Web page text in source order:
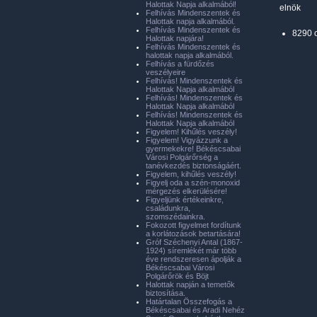
elnök
8290
Halottak Napja alkalmából!
Felhívás Mindenszentek és
Halottak napja alkalmából.
Felhívás Mindenszentek és
Halottak napjára!
Felhívás Mindenszentek és
halottak napja alkalmából.
Felhívás a fürdőzés
veszélyeire
Felhívás! Mindenszentek és
Halottak Napja alkalmából
Felhívás! Mindenszentek és
Halottak Napja alkalmából
Felhívás! Mindenszentek és
Halottak Napja alkalmából
Figyelem! Kihűlés veszély!
Figyelem! Vigyázzunk a
gyermekekre! Békéscsabai
Városi Polgárőrség a
tanévkezdés biztonságáért.
Figyelem, kihűlés veszély!
Figyelj oda a szén-monoxid
mérgezés elkerülésére!
Figyeljünk értékeinkre,
családunkra,
szomszédainkra.
Fokozott figyelmet fordítunk
a korlátozások betartására!
Gróf Széchenyi Antal (1867-
1924) síremlékét már több
éve rendszeresen ápolják a
Békéscsabai Városi
Polgárőrök és Böjt
Halottak napján a temetők
biztosítása.
Határtalan Összefogás a
Békéscsabai és Aradi Nehéz